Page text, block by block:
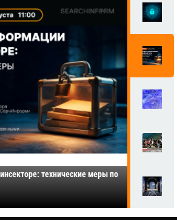
технические меры по